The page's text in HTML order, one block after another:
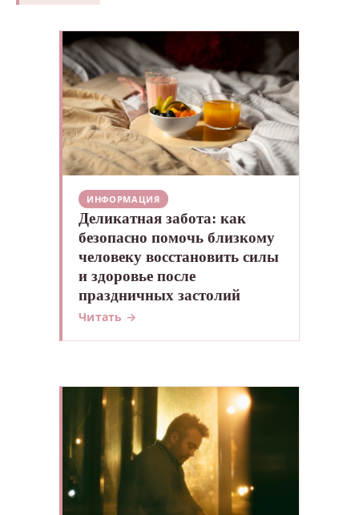
ИНФОРМАЦИЯ
Деликатная забота: как
безопасно помочь близкому
человеку восстановить силы
и здоровье после
праздничных застолий
Читать →